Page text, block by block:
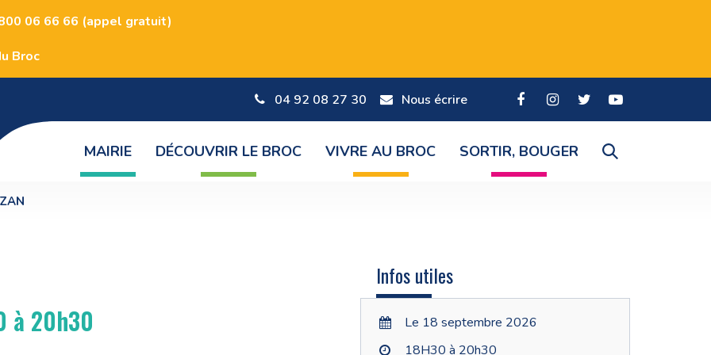
06 66 66 (appel gratuit)
Broc
04 92 08 27 30 Nous écrire
Lien
vers
le
compte
Lien
vers
le
Lien
vers
Lien
vers
MAIRIE DÉCOUVRIR LE BROC VIVRE AU BROC SORTIR, BOUGER RECHERCHE
à 20h30
Infos utiles
Le 18 septembre 2026
18H30 à 20h30